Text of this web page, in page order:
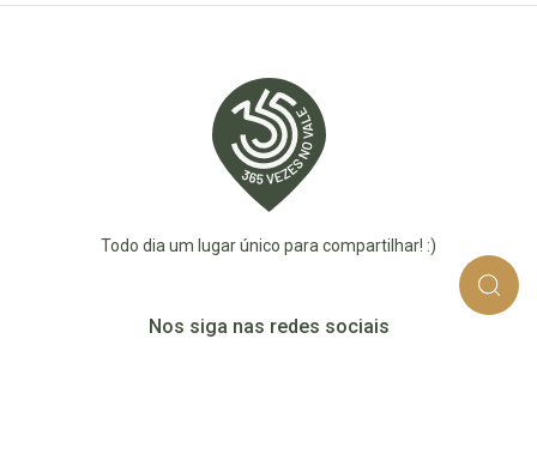
Todo dia um lugar único para compartilhar! :)
Nos siga nas redes sociais